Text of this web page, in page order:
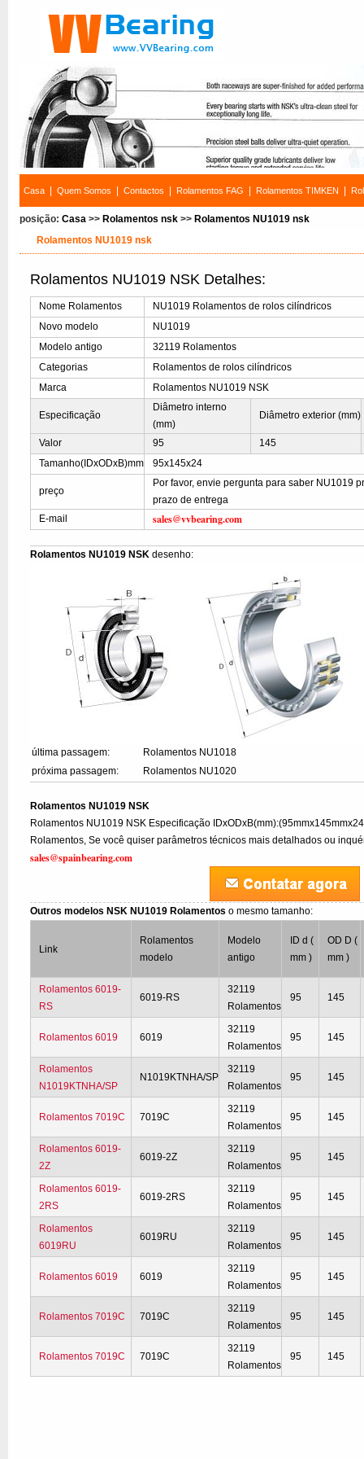
Casa Quem Somos Contactos Rolamentos FAG Rolamentos TIMKEN
posição: Casa >> Rolamentos nsk >> Rolamentos NU1019 nsk
Rolamentos NU1019 nsk
Rolamentos NU1019 NSK Detalhes:
Nome Rolamentos
NU1019 Rolamentos de rolos cilíndricos
Novo modelo
NU1019
Modelo antigo
32119 Rolamentos
Categorias
Rolamentos de rolos cilíndricos
Marca
Rolamentos NU1019 NSK
Especificação
Diâmetro interno
(mm)
Diâmetro exterior (mm)
Valor 95
145
Tamanho(IDxODxB)mm
95x145x24
preço
Por favor, envie pergunta para saber NU1019
prazo de entrega
E-mail
sales@vvbearing.com
Rolamentos NU1019 NSK desenho:
última passagem:
Rolamentos NU1018
próxima passagem:
Rolamentos NU1020
Rolamentos NU1019 NSK
Rolamentos NU1019 NSK Especificação
Rolamentos, Se você quiser parâmetros técnicos mais detalhados ou
sales@spainbearing.com
Outros modelos NSK NU1019 Rolamentoso mesmo tamanho:
Link
Rolamentos
modelo
Modelo
antigo
ID d (
mm )
OD D (
mm )
Rolamentos 6019-
RS
6019-RS
32119
Rolamentos
95 145
Rolamentos 6019 6019
32119
Rolamentos
95 145
Rolamentos
N1019KTNHA/SP
N1019KTNHA/SP
32119
Rolamentos
95 145
Rolamentos 7019C 7019C
32119
Rolamentos
95 145
Rolamentos 6019-
2Z
6019-2Z
32119
Rolamentos
95 145
Rolamentos 6019-
2RS
6019-2RS
32119
Rolamentos
95 145
Rolamentos
6019RU
6019RU
32119
Rolamentos
95 145
Rolamentos 6019 6019
32119
Rolamentos
95 145
Rolamentos 7019C 7019C
32119
Rolamentos
95 145
Rolamentos 7019C 7019C
32119
Rolamentos
95 145